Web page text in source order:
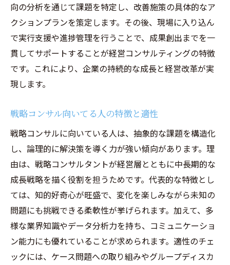
向の分析を通じて課題を特定し、改善施策の具体的なア
クションプランを策定します。その後、現場に入り込ん
で実行支援や進捗管理を行うことで、成果創出までを一
貫してサポートすることが経営コンサルティングの特徴
です。これにより、企業の持続的な成長と経営改革が実
現します。
戦略コンサル向いてる人の特徴と適性
戦略コンサルに向いている人は、抽象的な課題を構造化
し、論理的に解決策を導く力が強い傾向があります。理
由は、戦略コンサルタントが経営層とともに中長期的な
成長戦略を描く役割を担うためです。代表的な特徴とし
ては、知的好奇心が旺盛で、変化を楽しみながら未知の
問題にも挑戦できる柔軟性が挙げられます。加えて、多
様な業界知識やデータ分析力を持ち、コミュニケーショ
ン能力にも優れていることが求められます。適性のチェ
ックには、ケース問題への取り組みやグループディスカ